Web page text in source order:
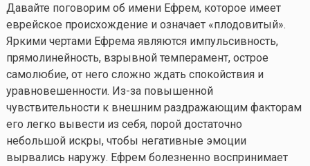
Давайте поговорим об имени Ефрем, которое имеет
еврейское происхождение и означает «плодовитый».
Яркими чертами Ефрема являются импульсивность,
прямолинейность, взрывной темперамент, острое
самолюбие, от него сложно ждать спокойствия и
уравновешенности. Из-за повышенной
чувствительности к внешним раздражающим факторам
его легко вывести из себя, порой достаточно
небольшой искры, чтобы негативные эмоции
вырвались наружу. Ефрем болезненно воспринимает